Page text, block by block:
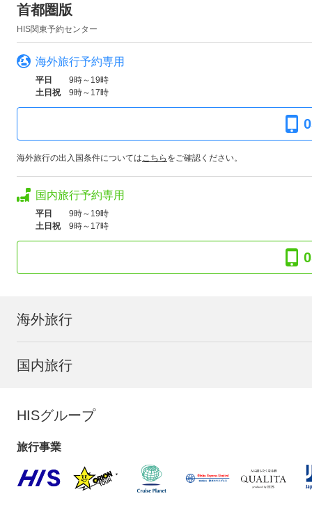
首都圏版
HIS関東予約センター
海外旅行予約専用
平日
9時～19時
土日祝
9時～17時
海外旅行の出入国条件については こちら をご確認ください。
国内旅行予約専用
平日
9時～19時
土日祝
9時～17時
海外旅行
国内旅行
HISグループ
旅行事業